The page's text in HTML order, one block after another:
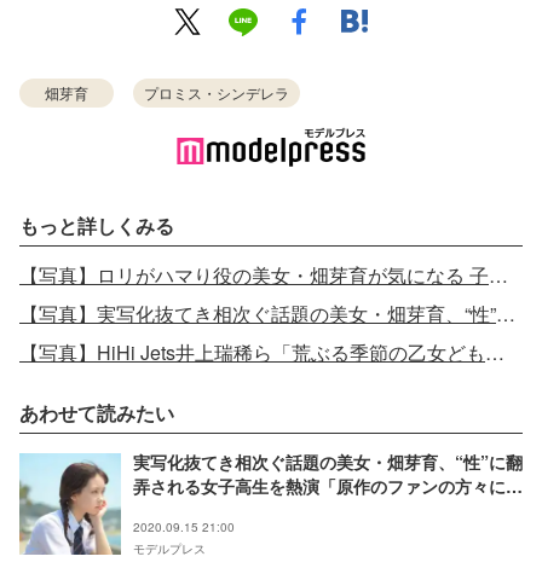
畑芽育 プロミス・シンデレラ
もっと詳しくみる
【写真】ロリがハマり役の美女・畑芽育が気になる 子役時代から変わらぬ圧倒的ビジュアル
【写真】実写化抜てき相次ぐ話題の美女・畑芽育、“性”に翻弄される女子高生を熱演
【写真】HiHi Jets井上瑞稀ら「荒ぶる季節の乙女どもよ。」追加キャスト発表
あわせて読みたい
実写化抜てき相次ぐ話題の美女・畑芽育、“性”に翻
弄される女子高生を熱演「原作のファンの方々に認
女どもよ。」インタビュー＞
2020.09.15 21:00
モデルプレス